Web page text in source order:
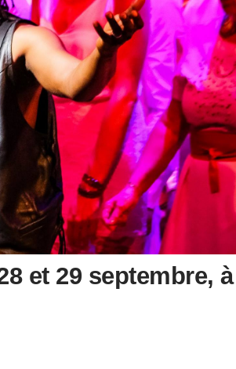
et 29 septembre, à